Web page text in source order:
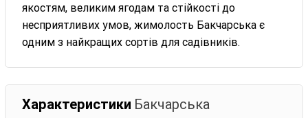
якостям, великим ягодам та стійкості до
несприятливих умов, жимолость Бакчарська є
одним з найкращих сортів для садівників.
Характеристики Бакчарська